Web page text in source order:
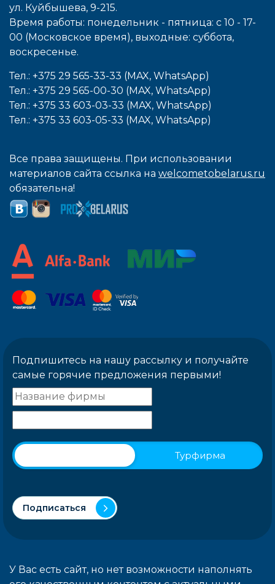
ул. Куйбышева, 9-215.
Время работы: понедельник - пятница: с 10 - 17-
00 (Московское время), выходные: cуббота,
воcкресенье.
Тел.: +375 29 565-33-33 (MAX, WhatsApp)
Тел.: +375 29 565-00-30 (MAX, WhatsApp)
Тел.: +375 33 603-03-33 (MAX, WhatsApp)
Тел.: +375 33 603-05-33 (MAX, WhatsApp)
Все права защищены. При использовании
материалов сайта ссылка на welcometobelarus.ru
обязательна!
Подпишитесь на нашу рассылку и получайте
самые горячие предложения первыми!
Турфирма
Подписаться
У Вас есть сайт, но нет возможности наполнять